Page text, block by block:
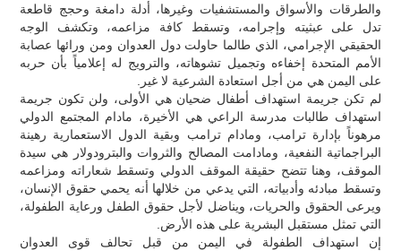
والطرقات والأسواق والمستشفيات وغيرها، أدلة دامغة وحجج قاطعة
تدل على عبثيته وإجرامه، وتسقط كافة مزاعمه، وتكشف الوجه
الحقيقي الإجرامي، الذي طالما حاولت دول العدوان ومن ورائها عصابة
الأمم المتحدة إخفاءه وتجميل تشوهاته، والترويج له إعلامياً بأن حربه
على اليمن هي من أجل استعادة الشرعية لا غير.
لم تكن جريمة استهداف أطفال ضحيان هي الأولى، ولن تكون جريمة
استهداف طالبات مدرسة الراعي هي الأخيرة، مادام المجتمع الدولي
مرهوناً بإدارة ترامب، ومادام ترامب وبقية الدول الاستعمارية رهينة
البراجماتية النفعية، ومادامت المصالح والثروات والبترودولار هي سيدة
الموقف، وهنا تتضح حقيقة الموقف الدولي وتسقط شعاراته ومزاعمه
وتسقط مبادئه وأدبياته، التي يدعي من خلالها أنه يحمي حقوق الإنسان،
ويرعى الحقوق والحريات، ويناضل لأجل حقوق الطفل ورعاية الطفولة،
التي تمثل مستقبل البشرية على هذه الأرض.
إن استهداف الطفولة في اليمن من قبل تحالف قوى العدوان